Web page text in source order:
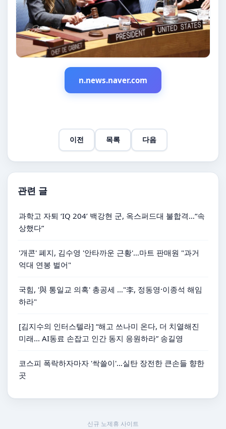
n.news.naver.com
이전 목록 다음
관련 글
과학고 자퇴 ‘IQ 204’ 백강현 군, 옥스퍼드대 불합격…“속
상했다”
'개콘' 폐지, 김수영 '안타까운 근황'…마트 판매원 "과거
억대 연봉 벌어"
국힘, '與 통일교 의혹' 총공세 …"李, 정동영·이종석 해임
하라"
[김지수의 인터스텔라] “해고 쓰나미 온다, 더 치열해진
미래... AI동료 손잡고 인간 동지 응원하라” 송길영
코스피 폭락하자마자 '싹쓸이'…실탄 장전한 큰손들 향한
곳
신규 노제휴 사이트